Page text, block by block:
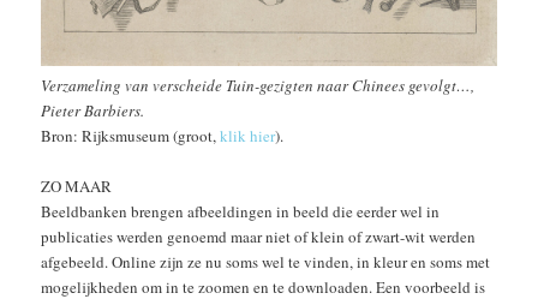
Verzameling van verscheide Tuin-gezigten naar Chinees gevolgt…,
Pieter Barbiers.
Bron: Rijksmuseum (groot,klik hier).
ZO MAAR
Beeldbanken brengen afbeeldingen in beeld die eerder wel in
publicaties werden genoemd maar niet of klein of zwart-wit werden
afgebeeld. Online zijn ze nu soms wel te vinden, in kleur en soms met
mogelijkheden om in te zoomen en te downloaden. Een voorbeeld is